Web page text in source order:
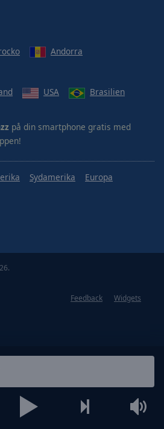
Andorra
USA Brasilien
på din smartphone gratis med
Sydamerika
Europa
Feedback
Widgets